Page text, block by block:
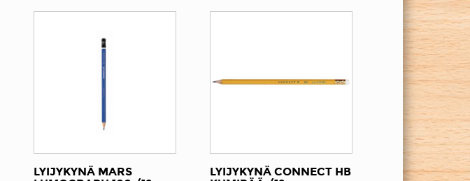
LYIJYKYNÄ MARS
LYIJYKYNÄ CONNECT HB